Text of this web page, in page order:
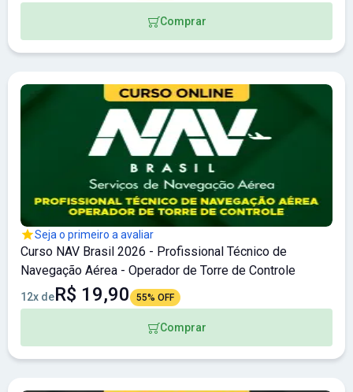
Comprar
Seja o primeiro a avaliar
Curso NAV Brasil 2026 - Profissional Técnico de
Navegação Aérea - Operador de Torre de Controle
12x deR$ 19,90 55% OFF
Comprar